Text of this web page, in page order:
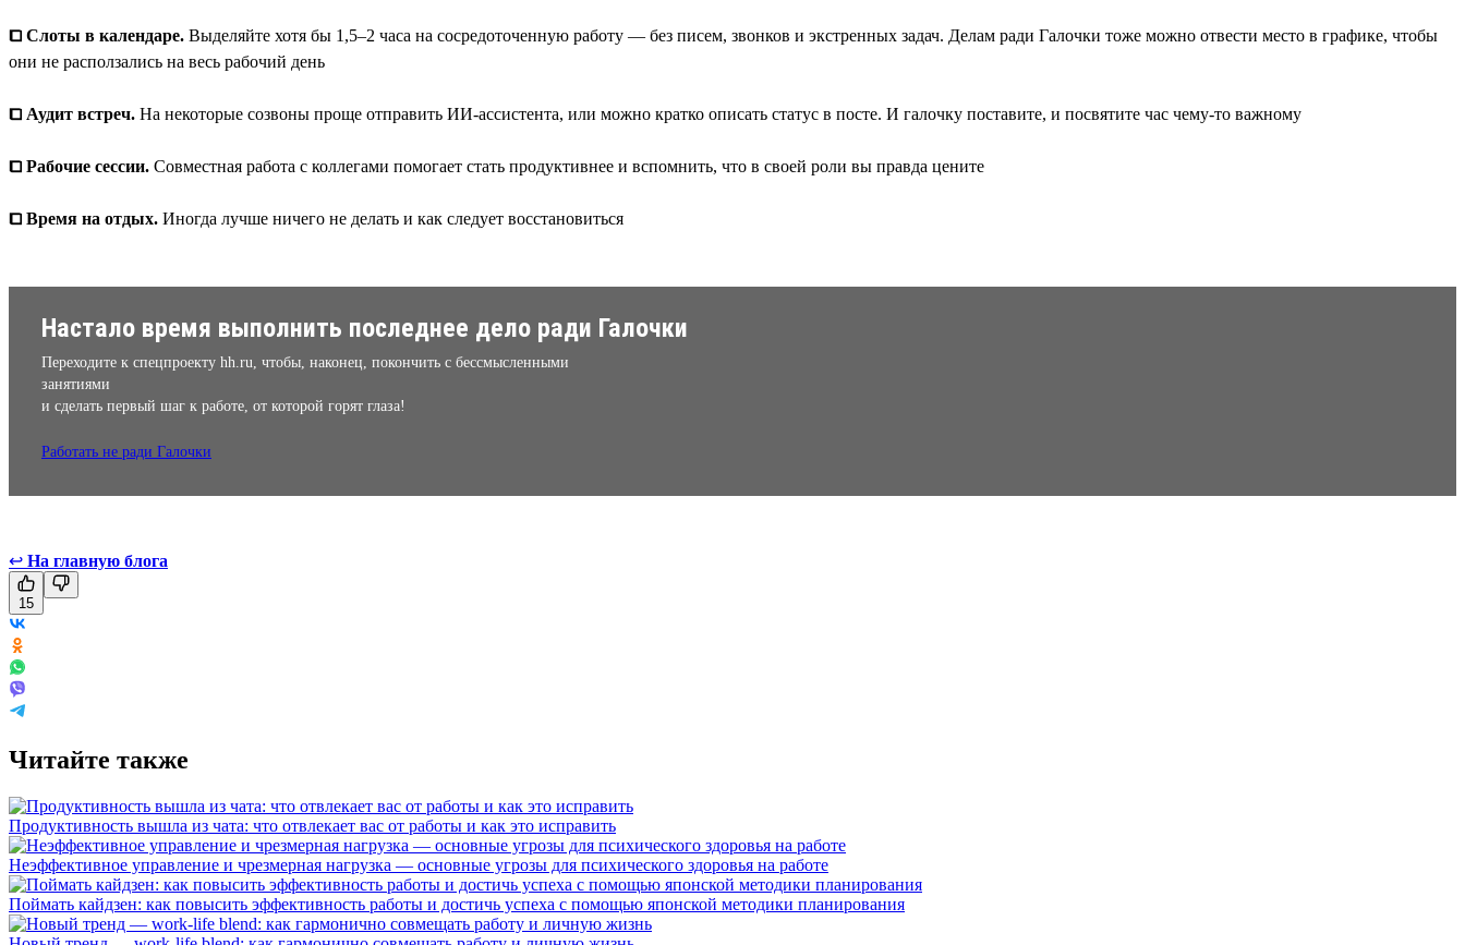
⧠ Слоты в календаре. Выделяйте хотя бы 1,5–2 часа на сосредоточенную работу — без писем, звонков и экстренных задач. Делам ради Галочки тоже можно отвести место в графике, чтобы
они не расползались на весь рабочий день
⧠ Аудит встреч. На некоторые созвоны проще отправить ИИ-ассистента, или можно кратко описать статус в посте. И галочку поставите, и посвятите час чему-то важному
⧠ Рабочие сессии. Совместная работа с коллегами помогает стать продуктивнее и вспомнить, что в своей роли вы правда цените
⧠ Время на отдых. Иногда лучше ничего не делать и как следует восстановиться
Настало время выполнить последнее дело ради Галочки
Переходите к спецпроекту hh.ru, чтобы, наконец, покончить с бессмысленными
занятиями
и сделать первый шаг к работе, от которой горят глаза!
Работать не ради Галочки
↩ На главную блога
15
Читайте также
Продуктивность вышла из чата: что отвлекает вас от работы и как это исправить
Неэффективное управление и чрезмерная нагрузка — основные угрозы для психического здоровья на работе
Поймать кайдзен: как повысить эффективность работы и достичь успеха с помощью японской методики планирования